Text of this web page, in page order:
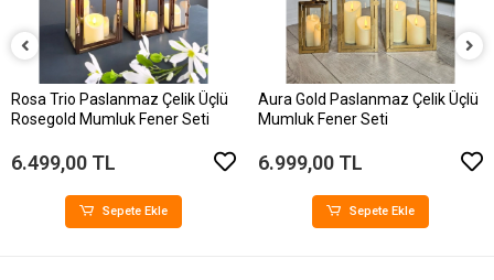
Rosa Trio Paslanmaz Çelik Üçlü
Rosegold Mumluk Fener Seti
6.499,00 TL
Sepete Ekle
Aura Gold Paslanmaz Çelik Üçlü
Mumluk Fener Seti
6.999,00 TL
Sepete Ekle